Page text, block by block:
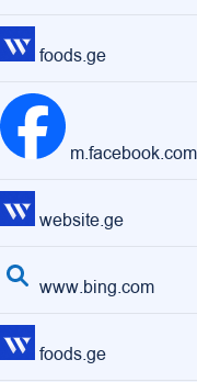
foods.ge
m.facebook.com
website.ge
www.bing.com
foods.ge